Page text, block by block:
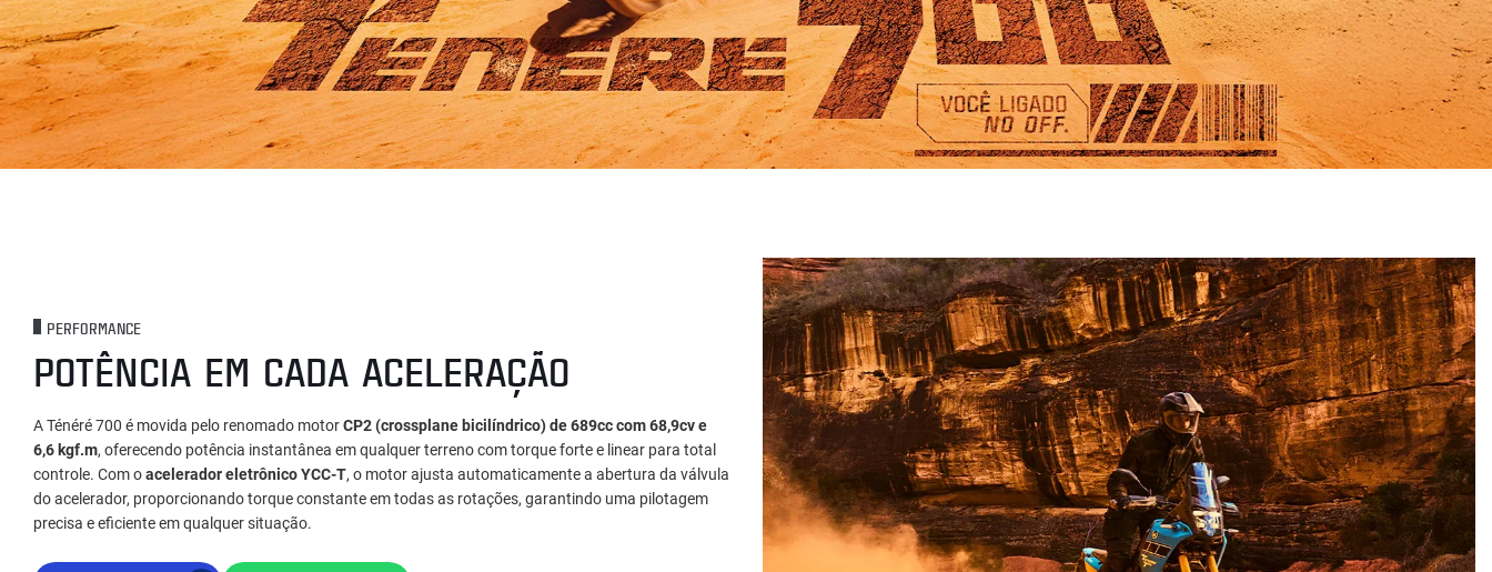
PERFORMANCE
POTÊNCIA EM CADA ACELERAÇÃO
A Ténéré 700 é movida pelo renomado motorCP2 (crossplane bicilíndrico) de 689cc com 68,9cv e
6,6 kgf.m, oferecendo potência instantânea em qualquer terreno com torque forte e linear para total
controle. Com oacelerador eletrônico YCC-T, o motor ajusta automaticamente a abertura da válvula
do acelerador, proporcionando torque constante em todas as rotações, garantindo uma pilotagem
precisa e eficiente em qualquer situação.